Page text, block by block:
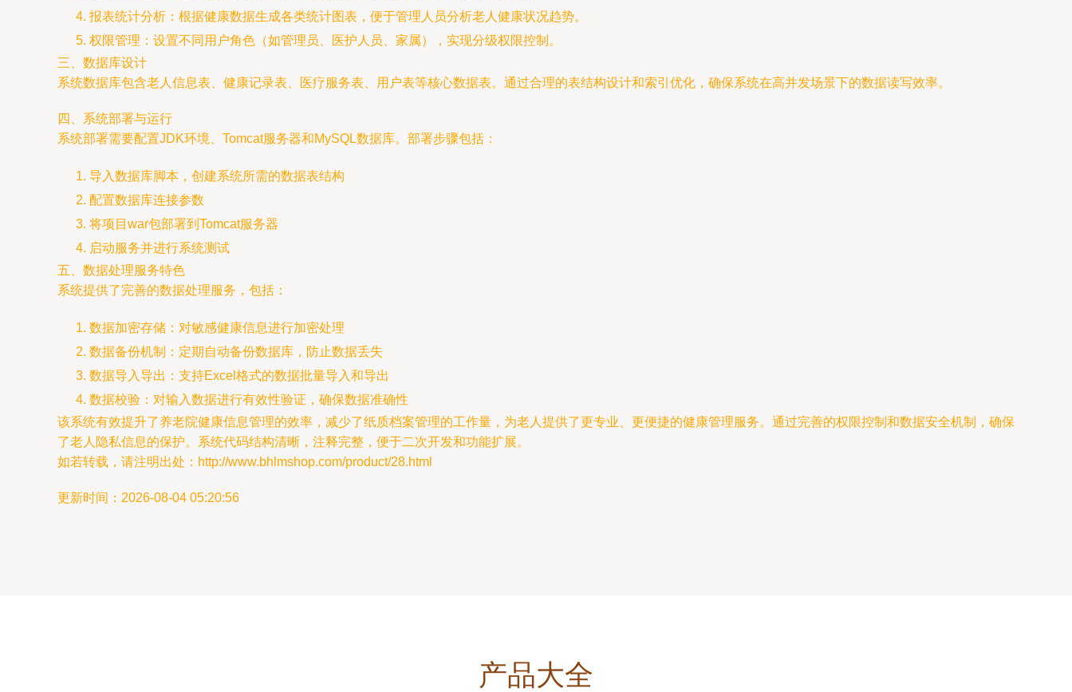
报表统计分析：根据健康数据生成各类统计图表，便于管理人员分析老人健康状况趋势。
权限管理：设置不同用户角色（如管理员、医护人员、家属），实现分级权限控制。
三、数据库设计
系统数据库包含老人信息表、健康记录表、医疗服务表、用户表等核心数据表。通过合理的表结构设计和索引优化，确保系统在高并发场景下的数据读写效率。
四、系统部署与运行
系统部署需要配置JDK环境、Tomcat服务器和MySQL数据库。部署步骤包括：
导入数据库脚本，创建系统所需的数据表结构
配置数据库连接参数
将项目war包部署到Tomcat服务器
启动服务并进行系统测试
五、数据处理服务特色
系统提供了完善的数据处理服务，包括：
数据加密存储：对敏感健康信息进行加密处理
数据备份机制：定期自动备份数据库，防止数据丢失
数据导入导出：支持Excel格式的数据批量导入和导出
数据校验：对输入数据进行有效性验证，确保数据准确性
该系统有效提升了养老院健康信息管理的效率，减少了纸质档案管理的工作量，为老人提供了更专业、更便捷的健康管理服务。通过完善的权限控制和数据安全机制，确保
了老人隐私信息的保护。系统代码结构清晰，注释完整，便于二次开发和功能扩展。
如若转载，请注明出处：http://www.bhlmshop.com/product/28.html
更新时间：2026-08-04 05:20:56
产品大全